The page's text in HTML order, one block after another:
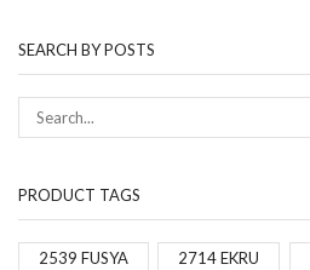
SEARCH BY POSTS
PRODUCT TAGS
2539 FUSYA 2714 EKRU